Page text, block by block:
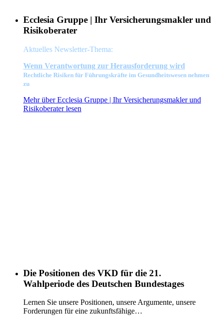
Ecclesia Gruppe | Ihr Versicherungsmakler und
Risikoberater
Aktuelles Newsletter-Thema:
Wenn Verantwortung zur Herausforderung wird
Rechtliche Risiken für Führungskräfte im Gesundheitswesen nehmen
zu
Mehr über Ecclesia Gruppe | Ihr Versicherungsmakler und
Risikoberater lesen
Die Positionen des VKD für die 21.
Wahlperiode des Deutschen Bundestages
Lernen Sie unsere Positionen, unsere Argumente, unsere
Forderungen für eine zukunftsfähige…